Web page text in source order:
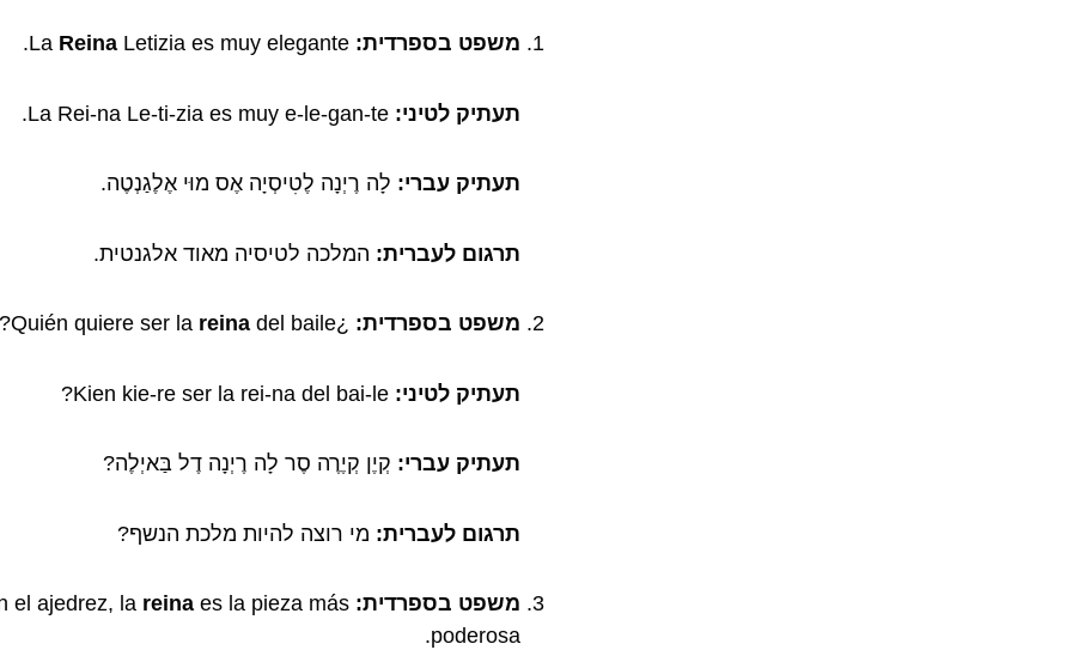
משפט בספרדית: La
ReinaLetizia es muy elegante.
תעתיק לטיני: La Rei-na Le-ti-zia es muy e-le-gan-te.
תעתיק עברי: לָה רֶיְנָה לֶטִיסְיָה אֶס מוּי אֶלֶגַנְטֶה.
תרגום לעברית: המלכה לטיסיה מאוד אלגנטית.
משפט בספרדית: ¿Quién quiere ser la
reinadel baile?
תעתיק לטיני: Kien kie-re ser la rei-na del bai-le?
תעתיק עברי: קְיֶן קְיֶרֶה סֶר לָה רֶיְנָה דֶל בַּאיְלֶה?
תרגום לעברית: מי רוצה להיות מלכת הנשף?
משפט בספרדית: En el ajedrez, la
reinaes la pieza más
poderosa.